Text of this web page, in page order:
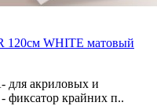
120см WHITE матовый
для акриловых и
фиксатор крайних п..